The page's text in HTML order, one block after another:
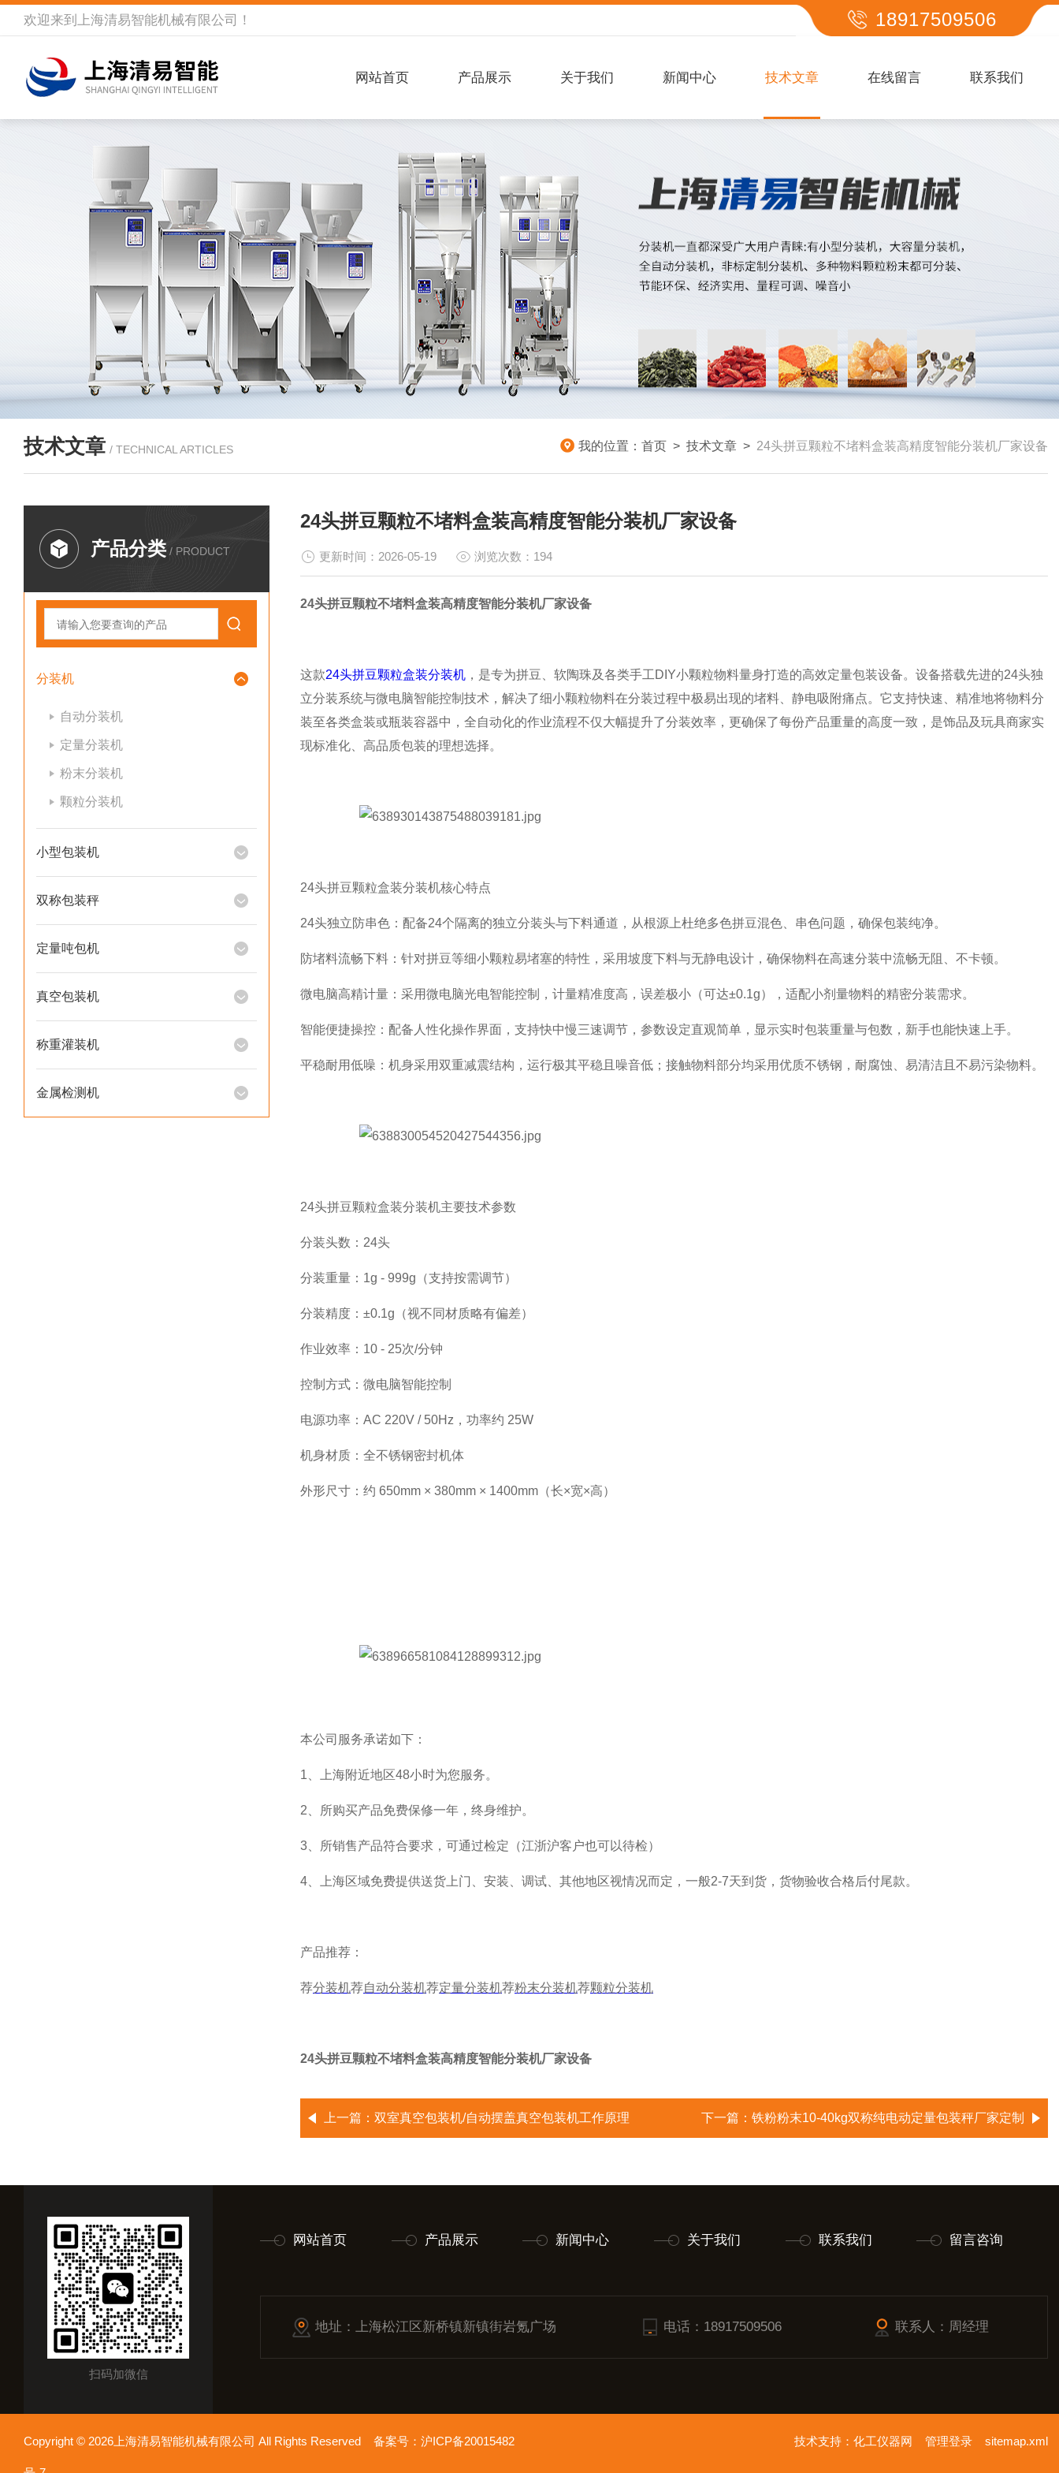
欢迎来到 上海清易智能机械有限公司 ！ 18917509506
网站首页 产品展示 关于我们 新闻中心 技术文章 在线留言 联系我们
技术文章 / TECHNICAL ARTICLES 我的位置： 首页 > 技术文章 > 24头拼豆颗粒不堵料盒装高精度智能分装机厂家设备
产品分类 / PRODUCT
分装机
自动分装机
定量分装机
粉末分装机
颗粒分装机
小型包装机
双称包装秤
定量吨包机
真空包装机
称重灌装机
金属检测机
24头拼豆颗粒不堵料盒装高精度智能分装机厂家设备
更新时间：2026-05-19 浏览次数：194
24头拼豆颗粒不堵料盒装高精度智能分装机厂家设备
这款24头拼豆颗粒盒装分装机 ，是专为拼豆、软陶珠及各类手工DIY小颗粒物料量身打造的高效定量包装设备。设备搭载先进的24头独
立分装系统与微电脑智能控制技术，解决了细小颗粒物料在分装过程中极易出现的堵料、静电吸附痛点。它支持快速、精准地将物料分
装至各类盒装或瓶装容器中，全自动化的作业流程不仅大幅提升了分装效率，更确保了每份产品重量的高度一致，是饰品及玩具商家实
现标准化、高品质包装的理想选择。
24头拼豆颗粒盒装分装机核心特点
24头独立防串色：配备24个隔离的独立分装头与下料通道，从根源上杜绝多色拼豆混色、串色问题，确保包装纯净。
防堵料流畅下料：针对拼豆等细小颗粒易堵塞的特性，采用坡度下料与无静电设计，确保物料在高速分装中流畅无阻、不卡顿。
微电脑高精计量：采用微电脑光电智能控制，计量精准度高，误差极小（可达±0.1g），适配小剂量物料的精密分装需求。
智能便捷操控：配备人性化操作界面，支持快中慢三速调节，参数设定直观简单，显示实时包装重量与包数，新手也能快速上手。
平稳耐用低噪：机身采用双重减震结构，运行极其平稳且噪音低；接触物料部分均采用优质不锈钢，耐腐蚀、易清洁且不易污染物料。
24头拼豆颗粒盒装分装机主要技术参数
分装头数：24头
分装重量：1g - 999g（支持按需调节）
分装精度：±0.1g（视不同材质略有偏差）
作业效率：10 - 25次/分钟
控制方式：微电脑智能控制
电源功率：AC 220V / 50Hz，功率约 25W
机身材质：全不锈钢密封机体
外形尺寸：约 650mm × 380mm × 1400mm（长×宽×高）
本公司服务承诺如下：
1、上海附近地区48小时为您服务。
2、所购买产品免费保修一年，终身维护。
3、所销售产品符合要求，可通过检定（江浙沪客户也可以待检）
4、上海区域免费提供送货上门、安装、调试、其他地区视情况而定，一般2-7天到货，货物验收合格后付尾款。
产品推荐：
荐分装机荐自动分装机荐定量分装机荐粉末分装机荐颗粒分装机
24头拼豆颗粒不堵料盒装高精度智能分装机厂家设备
上一篇： 双室真空包装机/自动摆盖真空包装机工作原理 下一篇： 铁粉粉末10-40kg双称纯电动定量包装秤厂家定制
扫码加微信
网站首页 产品展示 新闻中心 关于我们 联系我们 留言咨询
地址：上海松江区新桥镇新镇街岩氪广场 电话：18917509506 联系人：周经理
Copyright © 2026上海清易智能机械有限公司 All Rights Reserved 备案号： 沪ICP备20015482 技术支持： 化工仪器网 管理登录 sitemap.xml